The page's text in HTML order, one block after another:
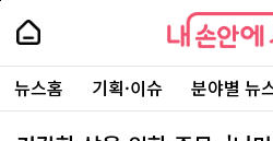
본
로
가
내
손
안
에
서
울
내
손
에
울
주
요
서
뉴스홈 기획·이슈 분야별 뉴
페
상
단
로